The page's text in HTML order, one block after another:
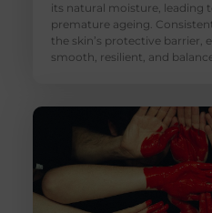
its natural moisture, leading
premature ageing.
the skin’s protective barrier,
smooth, resilient, and